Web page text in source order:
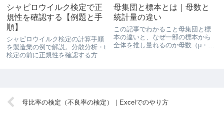
前に正規性を確認するやり方を、
製造業の例題データで丁寧に説明
します。
限界の共通の土台であることシグ
マレベルと不良率（ppm...
シャピロウイルク検定で正
規性を確認する【例題と手
順】
シャピロウイルク検定の計算手順
を製造業の例で解説。分散分析・t
検定の前に正規性を確認する方
母集団と標本とは｜母数と
統計量の違い
この記事でわかること母集団と標
本の違いと、なぜ一部の標本から
全体を推し量れるのか母数（μ・
母比率の検定（不良率の検定）｜Excelでのやり方